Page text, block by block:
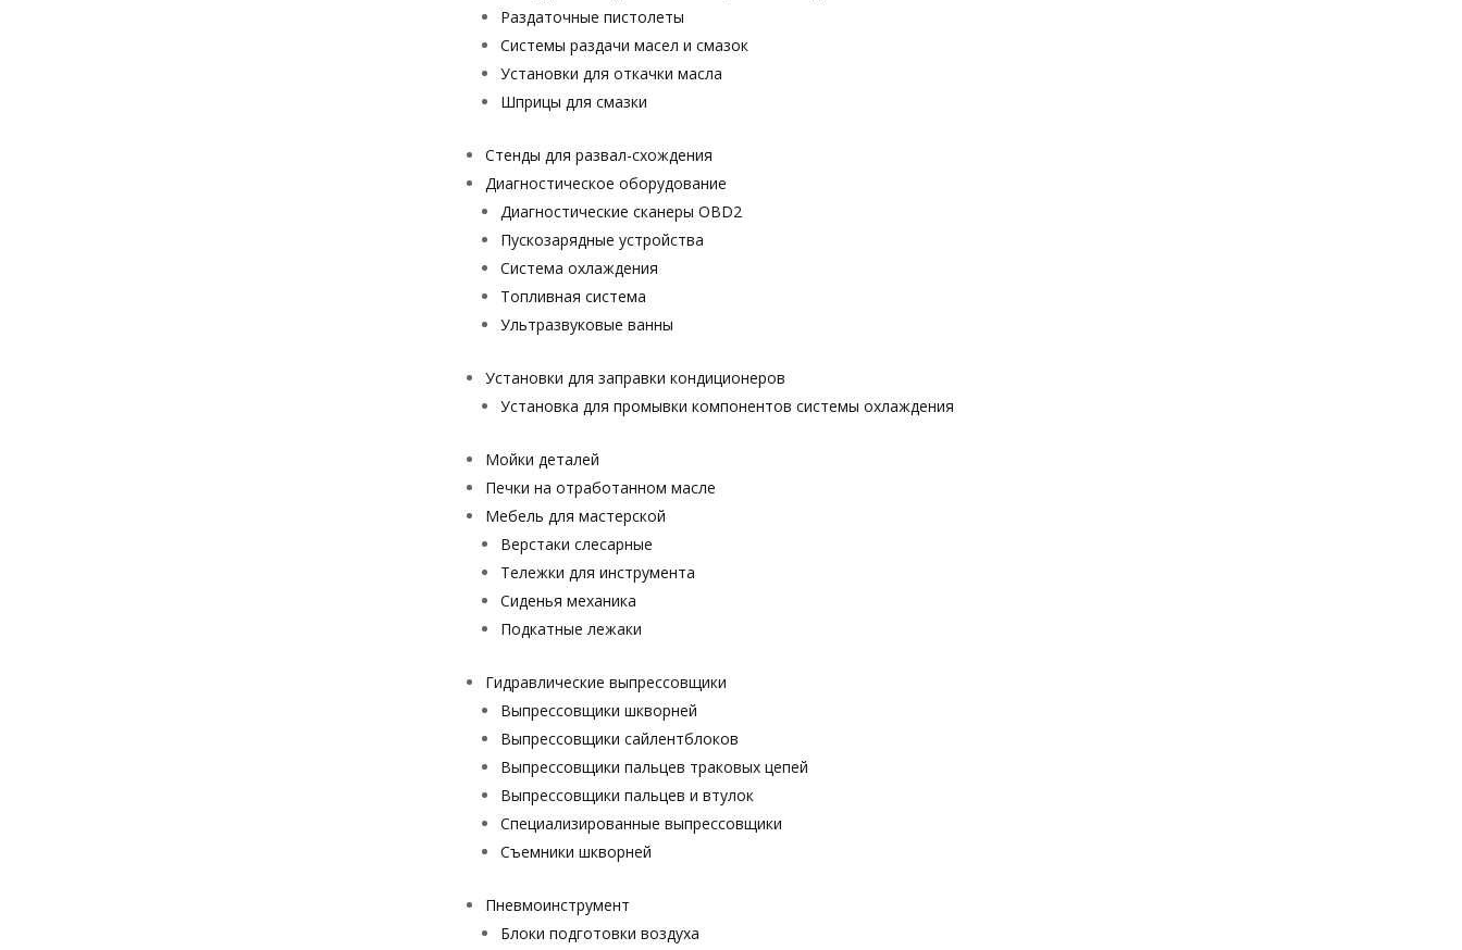
Раздаточные пистолеты
Системы раздачи масел и смазок
Установки для откачки масла
Шприцы для смазки
Стенды для развал-схождения
Диагностическое оборудование
Диагностические сканеры OBD2
Пускозарядные устройства
Система охлаждения
Топливная система
Ультразвуковые ванны
Установки для заправки кондиционеров
Установка для промывки компонентов системы охлаждения
Мойки деталей
Печки на отработанном масле
Мебель для мастерской
Верстаки слесарные
Тележки для инструмента
Сиденья механика
Подкатные лежаки
Гидравлические выпрессовщики
Выпрессовщики шкворней
Выпрессовщики сайлентблоков
Выпрессовщики пальцев траковых цепей
Выпрессовщики пальцев и втулок
Специализированные выпрессовщики
Cъемники шкворней
Пневмоинструмент
Блоки подготовки воздуха